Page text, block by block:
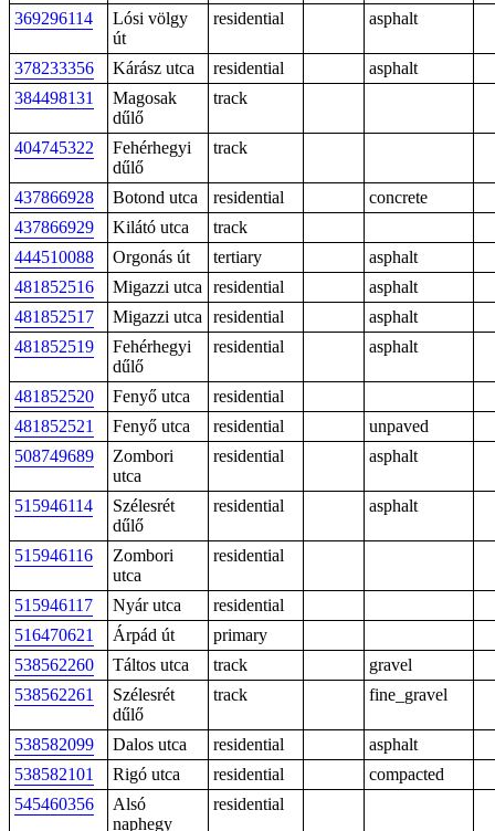
369296114
Lósi völgy
út
residential asphalt
378233356 Kárász utca residential
asphalt
384498131
Magosak
dűlő
track
404745322
Fehérhegyi
dűlő
track
437866928 Botond utca residential
concrete
437866929
Kilátó utca
track
444510088
Orgonás út tertiary
asphalt
481852516
Migazzi utca residential
asphalt
481852517
Migazzi utca residential
asphalt
481852519
Fehérhegyi
dűlő
residential asphalt
481852520 Fenyő utca
residential
481852521
Fenyő utca residential
unpaved
508749689
Zombori
utca
residential asphalt
515946114
Szélesrét
dűlő
residential asphalt
515946116
Zombori
utca
residential
515946117 Nyár utca
residential
516470621
Árpád út
primary
538562260
Táltos utca track
gravel
538562261
Szélesrét
dűlő
track fine_gravel
538582099 Dalos utca residential
asphalt
538582101
Rigó utca residential
compacted
545460356
Alsó
naphegy
residential